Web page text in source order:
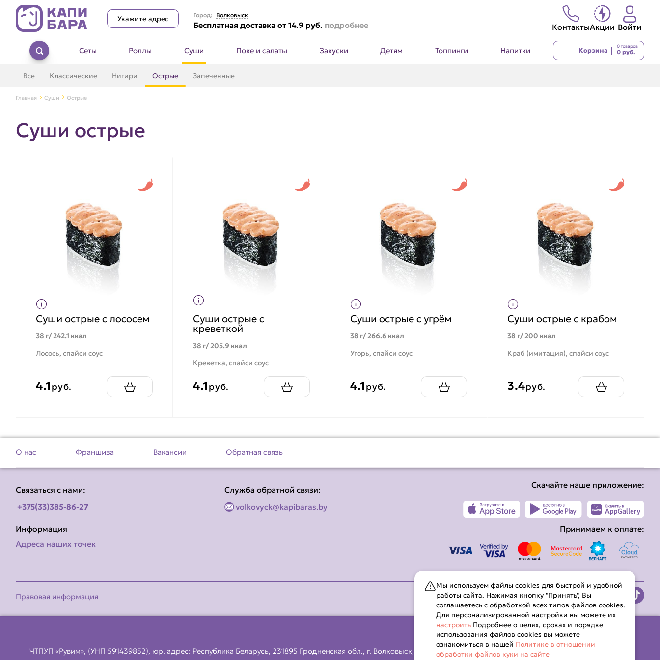
Мы используем файлы cookies для быстрой и удобной
работы сайта. Нажимая кнопку "Принять", Вы
соглашаетесь с обработкой всех типов файлов cookies.
Для персонализированной настройки вы можете их
настроить Подробнее о целях, сроках и порядке
использования файлов cookies вы можете
ознакомиться в нашей Политике в отношении
обработки файлов куки на сайте
Укажите адрес Город: Волковыск
Бесплатная доставка от 14.9 руб. подробнее КонтактыАкции Войти
Сеты Роллы Суши Поке и салаты Закуски Детям Топпинги Напитки Корзина
0 товаров
0 руб.
Все Классические Нигири Острые Запеченные
Главная Суши Острые
Суши острые
Суши острые с лососем
38 г/ 242.1 ккал
Лосось, спайси соус
4.1руб.
Суши острые с
креветкой
38 г/ 205.9 ккал
Креветка, спайси соус
4.1руб.
Суши острые с угрём
38 г/ 266.6 ккал
Угорь, спайси соус
4.1руб.
Суши острые с крабом
38 г/ 200 ккал
Краб (имитация), спайси соус
3.4руб.
О нас Франшиза Вакансии Обратная связь
Связаться с нами:
+375(33)385-86-27
Служба обратной связи:
volkovyck@kapibaras.by
Скачайте наше приложение:
Информация
Адреса наших точек
Принимаем к оплате:
Правовая информация